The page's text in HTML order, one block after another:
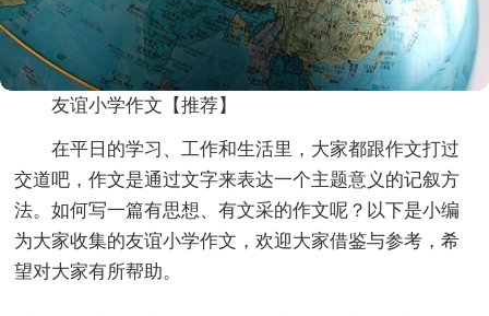
友谊小学作文【推荐】
在平日的学习、工作和生活里，大家都跟作文打过
交道吧，作文是通过文字来表达一个主题意义的记叙方
法。如何写一篇有思想、有文采的作文呢？以下是小编
为大家收集的友谊小学作文，欢迎大家借鉴与参考，希
望对大家有所帮助。